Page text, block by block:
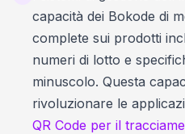
capacità dei Bokode di
complete sui prodotti
numeri di lotto e
minuscolo. Questa
rivoluzionare le
QR Code per il